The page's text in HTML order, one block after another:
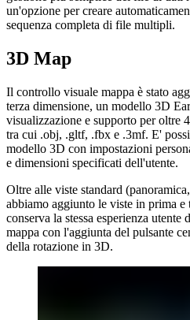
un'opzione per creare
sequenza completa di file multipli.
3D Map
Il controllo visuale mappa è stato
terza dimensione, un modello 3D
visualizzazione e supporto per oltre
tra cui .obj, .gltf, .fbx e .3mf. E'
modello 3D con impostazioni
e dimensioni specificati dell'utente.
Oltre alle viste standard
abbiamo aggiunto le viste in prima e
conserva la stessa esperienza utente
mappa con l'aggiunta del pulsante
della rotazione in 3D.